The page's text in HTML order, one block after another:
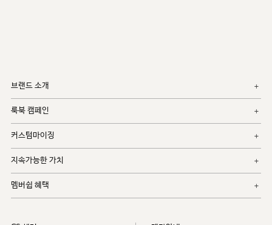
브랜드 소개
룩북 캠페인
커스텀마이징
지속가능한 가치
멤버쉽 혜택